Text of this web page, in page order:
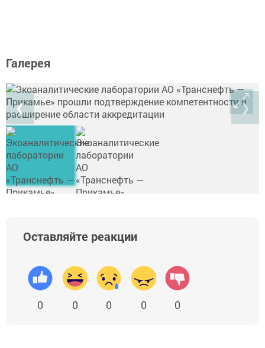
Галерея
❮ ❯
Оставляйте реакции
0 0 0 0 0